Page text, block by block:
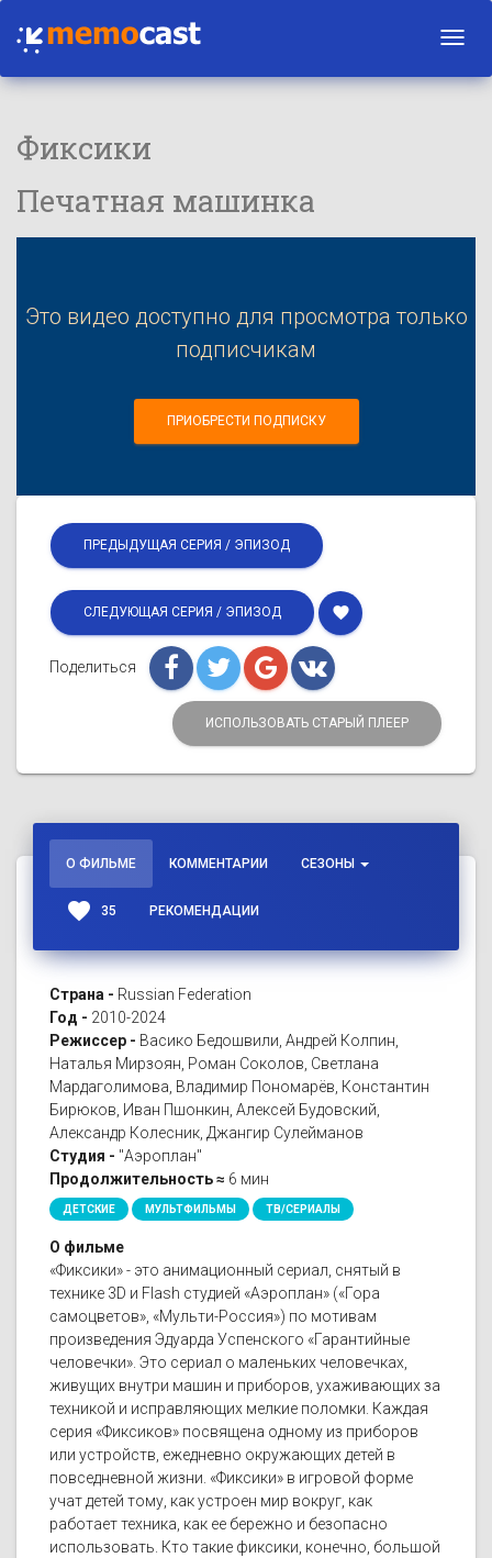
Фиксики
Печатная машинка
Это видео доступно для просмотра только
подписчикам
ПРИОБРЕСТИ ПОДПИСКУ
ПРЕДЫДУЩАЯ СЕРИЯ / ЭПИЗОД
СЛЕДУЮЩАЯ СЕРИЯ / ЭПИЗОД favorite
Поделиться
ИСПОЛЬЗОВАТЬ СТАРЫЙ ПЛЕЕР
О ФИЛЬМЕ КОММЕНТАРИИ СЕЗОНЫ
favorite 35 РЕКОМЕНДАЦИИ
Страна - Russian Federation
Год - 2010-2024
Режиссер - Васико Бедошвили, Андрей Колпин,
Наталья Мирзоян, Роман Соколов, Светлана
Мардаголимова, Владимир Пономарёв, Константин
Бирюков, Иван Пшонкин, Алексей Будовский,
Александр Колесник, Джангир Сулейманов
Студия - "Аэроплан"
Продолжительность ≈ 6 мин
ДЕТСКИЕ МУЛЬТФИЛЬМЫ ТВ/СЕРИАЛЫ
О фильме
«Фиксики» - это анимационный сериал, снятый в
технике 3D и Flash студией «Аэроплан» («Гора
самоцветов», «Мульти-Россия») по мотивам
произведения Эдуарда Успенского «Гарантийные
человечки». Это сериал о маленьких человечках,
живущих внутри машин и приборов, ухаживающих за
техникой и исправляющих мелкие поломки. Каждая
серия «Фиксиков» посвящена одному из приборов
или устройств, ежедневно окружающих детей в
повседневной жизни. «Фиксики» в игровой форме
учат детей тому, как устроен мир вокруг, как
работает техника, как ее бережно и безопасно
использовать. Кто такие фиксики, конечно, большой